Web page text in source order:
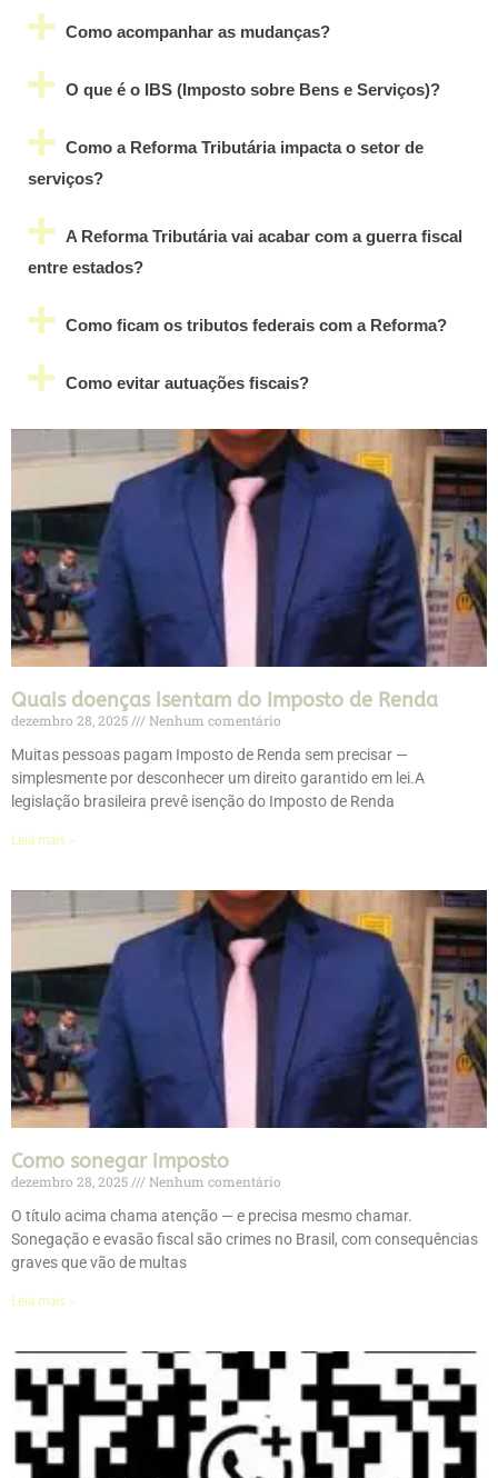
Como acompanhar as mudanças?
O que é o IBS (Imposto sobre Bens e Serviços)?
Como a Reforma Tributária impacta o setor de
serviços?
A Reforma Tributária vai acabar com a guerra fiscal
entre estados?
Como ficam os tributos federais com a Reforma?
Como evitar autuações fiscais?
Quais doenças isentam do Imposto de Renda
dezembro 28, 2025
Nenhum comentário
Muitas pessoas pagam Imposto de Renda sem precisar —
simplesmente por desconhecer um direito garantido em lei.A
legislação brasileira prevê isenção do Imposto de Renda
Leia mais »
Como sonegar imposto
dezembro 28, 2025
Nenhum comentário
O título acima chama atenção — e precisa mesmo chamar.
Sonegação e evasão fiscal são crimes no Brasil, com consequências
graves que vão de multas
Leia mais »